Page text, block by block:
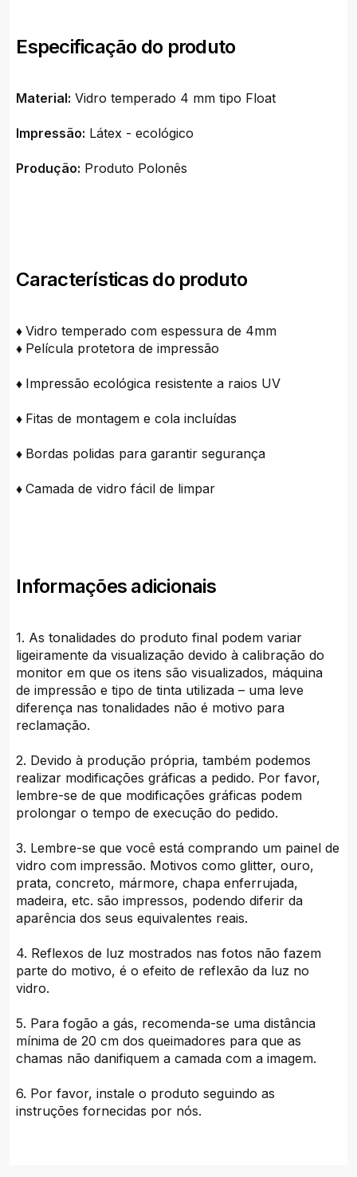
Especificação do produto
Material: Vidro temperado 4 mm tipo Float
Impressão: Látex - ecológico
Produção: Produto Polonês
Características do produto
♦Vidro temperado com espessura de 4mm
♦ Película protetora de impressão
♦ Impressão ecológica resistente a raios UV
♦ Fitas de montagem e cola incluídas
♦ Bordas polidas para garantir segurança
♦Camada de vidro fácil de limpar
Informações adicionais
1. As tonalidades do produto final podem variar
ligeiramente da visualização devido à calibração do
monitor em que os itens são visualizados, máquina
de impressão e tipo de tinta utilizada – uma leve
diferença nas tonalidades não é motivo para
reclamação.
2. Devido à produção própria, também podemos
realizar modificações gráficas a pedido. Por favor,
lembre-se de que modificações gráficas podem
prolongar o tempo de execução do pedido.
3. Lembre-se que você está comprando um painel de
vidro com impressão. Motivos como glitter, ouro,
prata, concreto, mármore, chapa enferrujada,
madeira, etc. são impressos, podendo diferir da
aparência dos seus equivalentes reais.
4. Reflexos de luz mostrados nas fotos não fazem
parte do motivo, é o efeito de reflexão da luz no
vidro.
5. Para fogão a gás, recomenda-se uma distância
mínima de 20 cm dos queimadores para que as
chamas não danifiquem a camada com a imagem.
6. Por favor, instale o produto seguindo as
instruções fornecidas por nós.